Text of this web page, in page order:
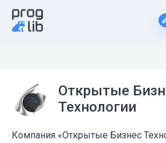
Открытые
Технологии
Компания «Открытые Бизнес